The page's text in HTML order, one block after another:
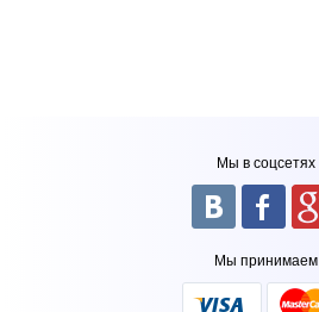
Мы в соцсетях
Мы принимаем